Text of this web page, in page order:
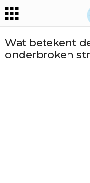
Wat betekent
onderbroken